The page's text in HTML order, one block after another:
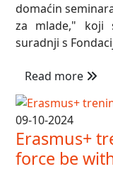
domaćin
za mlade," koji
suradnji s
Read more
09-10-2024
Erasmus+
force be